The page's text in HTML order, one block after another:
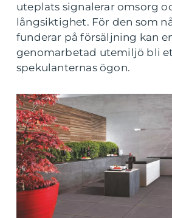
uteplats signalerar omsorg
långsiktighet. För den som
funderar på försäljning kan
genomarbetad utemiljö bli
spekulanternas ögon.